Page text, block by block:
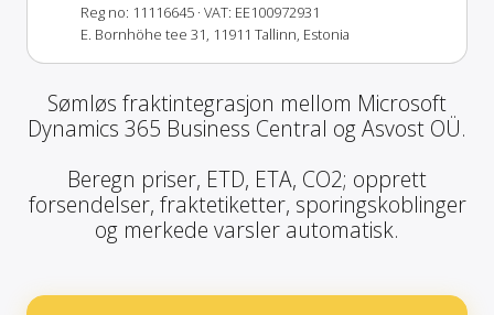
Reg no: 11116645 · VAT: EE100972931
E. Bornhöhe tee 31, 11911 Tallinn, Estonia
Sømløs fraktintegrasjon mellom Microsoft
Dynamics 365 Business Central og Asvost OÜ.
Beregn priser, ETD, ETA, CO2; opprett
forsendelser, fraktetiketter, sporingskoblinger
og merkede varsler automatisk.